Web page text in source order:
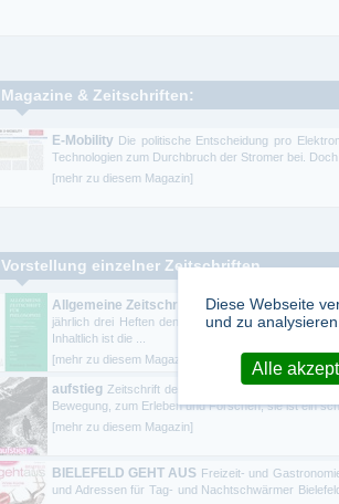
Magazine & Zeitschriften:
E-Mobility Die politische Entscheidung pro
Technologien zum Durchbruch der Stromer bei. Doch
[mehr zu diesem Magazin]
Vorstellung einzelner Zeitschriften
Allgemeine Zeitschrift für Philosophie Seit
jährlich drei Heften den professionellen
Inhaltlich ist die ...
[mehr zu diesem Magazin]
aufstieg Zeitschrift der NaturFreunde in
Bewegung, zum Erleben und Forschen; sie ist ein
[mehr zu diesem Magazin]
BIELEFELD GEHT AUS Freizeit- und
und Adressen für Tag- und Nachtschwärmer
Diese Webseite
und zu
Alle